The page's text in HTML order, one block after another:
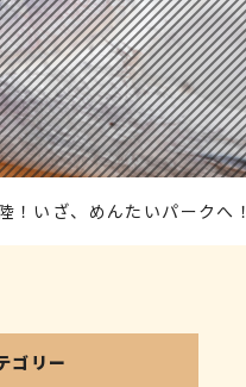
！いざ、めんたいパークへ！
ゴリー